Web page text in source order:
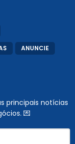
ANUNCIE
principais notícias
💌